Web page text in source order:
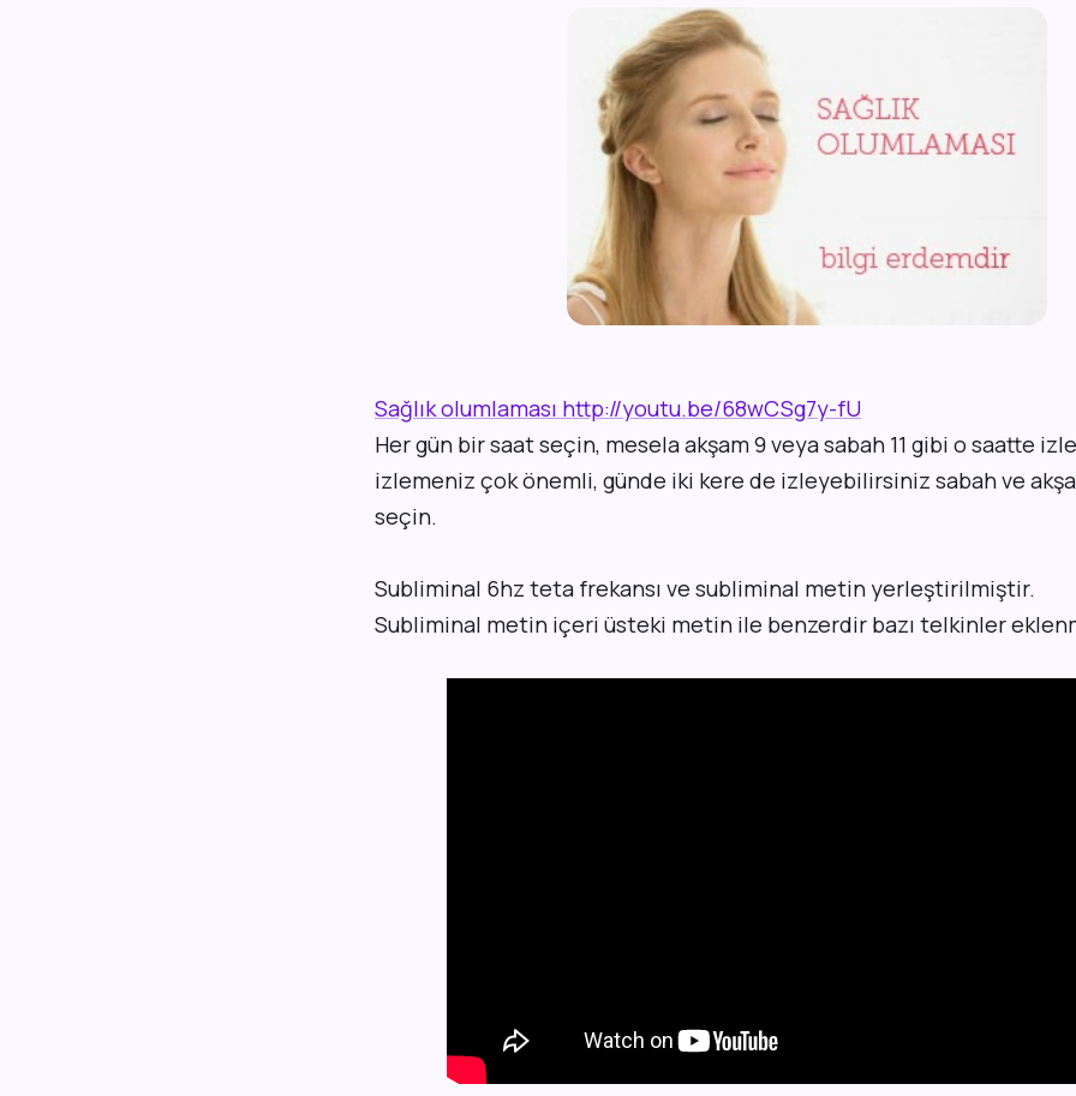
Sağlık olumlaması http://youtu.be/68wCSg7y-fU
Her gün bir saat seçin, mesela akşam 9 veya sabah 11 gibi o saatte
izlemeniz çok önemli, günde iki kere de izleyebilirsiniz sabah ve
seçin.
Subliminal 6hz teta frekansı ve subliminal metin yerleştirilmiştir.
Subliminal metin içeri üsteki metin ile benzerdir bazı telkinler